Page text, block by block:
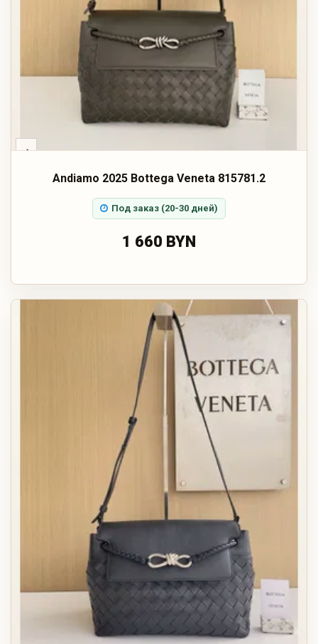
‹
Andiamo 2025 Bottega Veneta 815781.2
Под заказ (20-30 дней)
1 660 BYN